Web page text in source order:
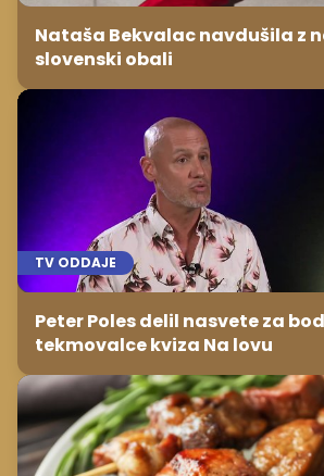
Nataša Bekvalac navdušila z
slovenski obali
TV ODDAJE
Peter Poles delil nasvete za
tekmovalce kviza Na lovu